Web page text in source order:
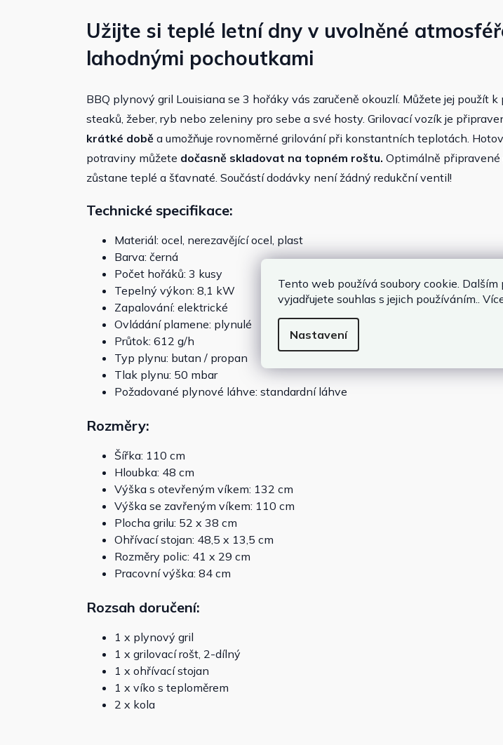
Tento web používá soubory cookie.
vyjadřujete souhlas s jejich používáním..
Nastavení
Užijte si teplé letní dny v uvolněné
lahodnými pochoutkami
BBQ plynový gril Louisiana se 3 hořáky vás zaručeně okouzlí. Můžete jej použít k
steaků, žeber, ryb nebo zeleniny pro sebe a své hosty. Grilovací vozík je
krátké době a umožňuje rovnoměrné grilování při konstantních teplotách.
potraviny můžete dočasně skladovat na topném roštu. Optimálně připravené
zůstane teplé a šťavnaté. Součástí dodávky není žádný redukční ventil!
Technické specifikace:
Materiál: ocel, nerezavějící ocel, plast
Barva: černá
Počet hořáků: 3 kusy
Tepelný výkon: 8,1 kW
Zapalování: elektrické
Ovládání plamene: plynulé
Průtok: 612 g/h
Typ plynu: butan / propan
Tlak plynu: 50 mbar
Požadované plynové láhve: standardní láhve
Rozměry:
Šířka: 110 cm
Hloubka: 48 cm
Výška s otevřeným víkem: 132 cm
Výška se zavřeným víkem: 110 cm
Plocha grilu: 52 x 38 cm
Ohřívací stojan: 48,5 x 13,5 cm
Rozměry polic: 41 x 29 cm
Pracovní výška: 84 cm
Rozsah doručení:
1 x plynový gril
1 x grilovací rošt, 2-dílný
1 x ohřívací stojan
1 x víko s teploměrem
2 x kola